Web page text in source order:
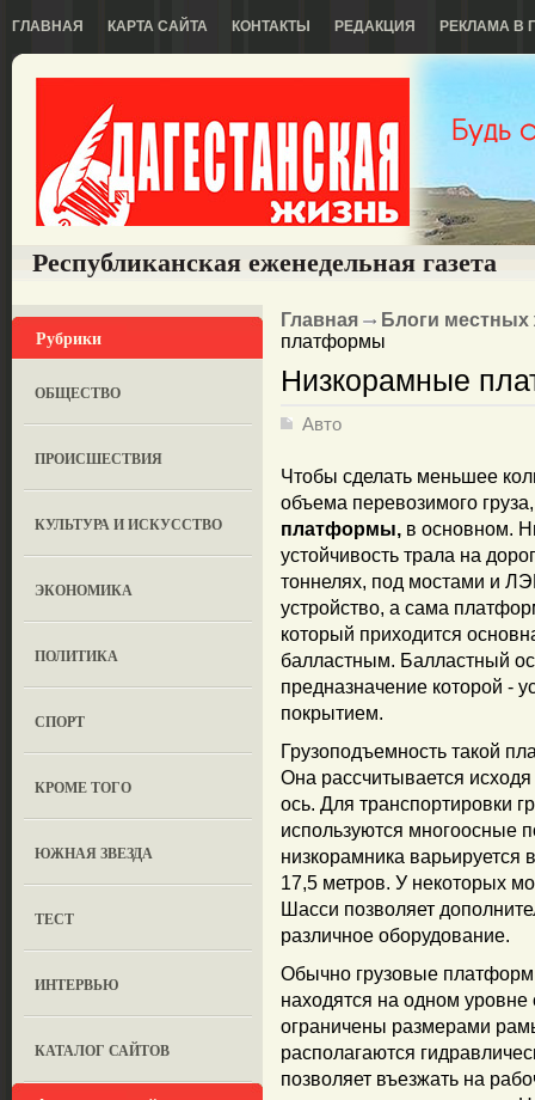
ГЛАВНАЯ КАРТА САЙТА КОНТАКТЫ РЕДАКЦИЯ РЕКЛАМА В
Республиканская еженедельная газета
Рубрики
ОБЩЕСТВО
ПРОИСШЕСТВИЯ
КУЛЬТУРА И ИСКУССТВО
ЭКОНОМИКА
ПОЛИТИКА
СПОРТ
КРОМЕ ТОГО
ЮЖНАЯ ЗВЕЗДА
ТЕСТ
ИНТЕРВЬЮ
КАТАЛОГ САЙТОВ
Главная
Блоги местных
платформы
Низкорамные
Авто
Чтобы сделать меньшее
объема перевозимого
платформы, в основном.
устойчивость трала на
тоннелях, под мостами и
устройство, а сама
который приходится
балластным. Балластный
предназначение которой -
покрытием.
Грузоподъемность такой
Она рассчитывается
ось. Для транспортировки
используются многоосные
низкорамника варьируется
17,5 метров. У некоторых
Шасси позволяет
различное оборудование.
Обычно грузовые
находятся на одном
ограничены размерами
располагаются
позволяет въезжать на